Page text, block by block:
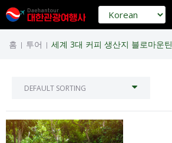
홈 | 투어 | 세계 3대 커피 생산지 블로마운틴